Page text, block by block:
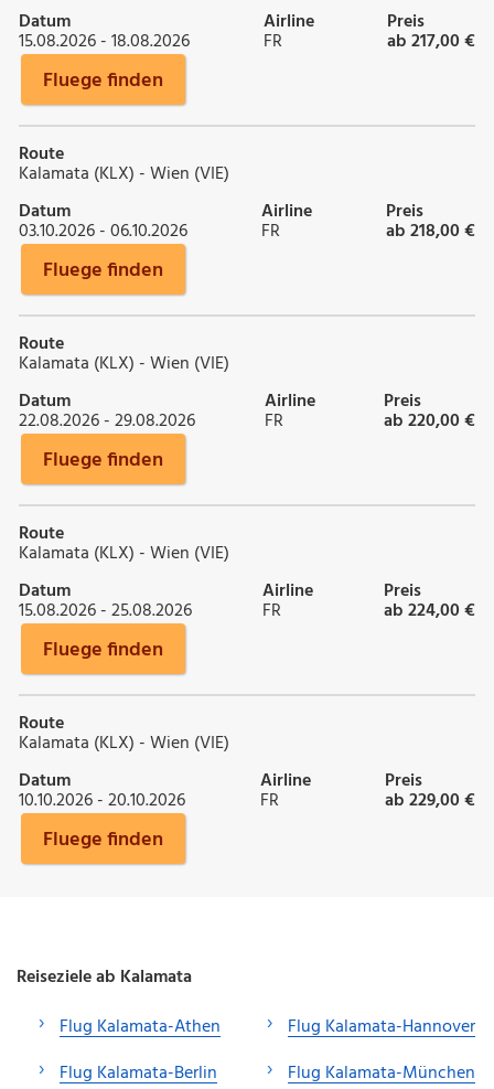
Datum
15.08.2026 - 18.08.2026
Airline
FR
Preis
ab 217,00 €
Fluege finden
Route
Kalamata (KLX) - Wien (VIE)
Datum
03.10.2026 - 06.10.2026
Airline
FR
Preis
ab 218,00 €
Fluege finden
Route
Kalamata (KLX) - Wien (VIE)
Datum
22.08.2026 - 29.08.2026
Airline
FR
Preis
ab 220,00 €
Fluege finden
Route
Kalamata (KLX) - Wien (VIE)
Datum
15.08.2026 - 25.08.2026
Airline
FR
Preis
ab 224,00 €
Fluege finden
Route
Kalamata (KLX) - Wien (VIE)
Datum
10.10.2026 - 20.10.2026
Airline
FR
Preis
ab 229,00 €
Fluege finden
Reiseziele ab Kalamata
Flug Kalamata-Athen
Flug Kalamata-Berlin
Flug Kalamata-Hannover
Flug Kalamata-München